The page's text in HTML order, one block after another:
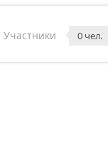
Участники 0 чел.